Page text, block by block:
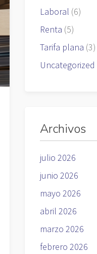
Laboral (6)
Renta (5)
Tarifa plana (3)
Uncategorized
Archivos
julio 2026
junio 2026
mayo 2026
abril 2026
marzo 2026
febrero 2026